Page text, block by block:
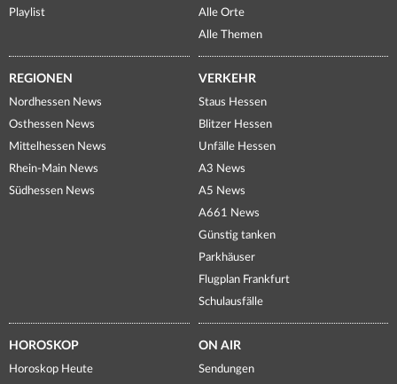
Playlist
Alle Orte
Alle Themen
REGIONEN
Nordhessen News
Osthessen News
Mittelhessen News
Rhein-Main News
Südhessen News
VERKEHR
Staus Hessen
Blitzer Hessen
Unfälle Hessen
A3 News
A5 News
A661 News
Günstig tanken
Parkhäuser
Flugplan Frankfurt
Schulausfälle
HOROSKOP
Horoskop Heute
ON AIR
Sendungen